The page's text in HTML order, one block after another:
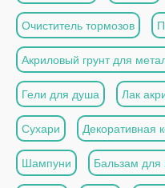
Очиститель тормозов
Акриловый грунт для
Гели для душа Лак
Сухари Декоративная
Шампуни Бальзам для